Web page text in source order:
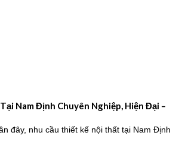
Nam Định Chuyên Nghiệp, Hiện Đại –
đây, nhu cầu thiết kế nội thất tại Nam Định